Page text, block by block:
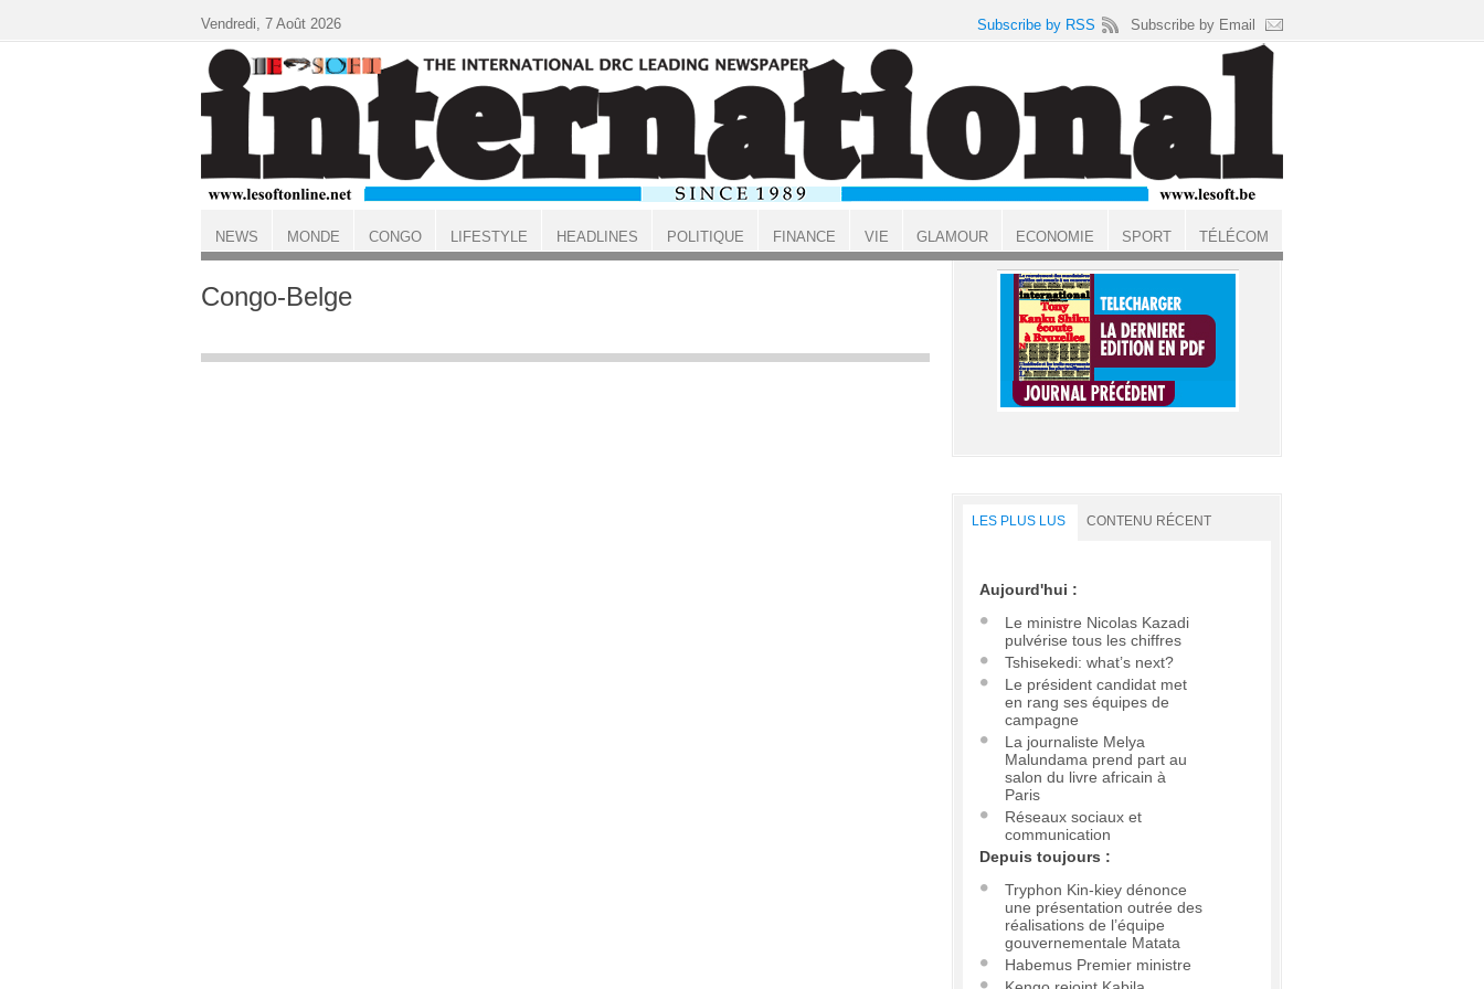
ACCUEIL
Congo-Belge
LES PLUS LUS CONTENU RÉCENT
Aujourd'hui :
Le ministre Nicolas Kazadi
pulvérise tous les chiffres
Tshisekedi: what’s next?
Le président candidat met
en rang ses équipes de
campagne
La journaliste Melya
Malundama prend part au
salon du livre africain à
Paris
Réseaux sociaux et
communication
Depuis toujours :
Tryphon Kin-kiey dénonce
une présentation outrée des
réalisations de l’équipe
gouvernementale Matata
Habemus Premier ministre
Vendredi, 7 Août 2026 Subscribe by RSS Subscribe by Email
NEWS MONDE CONGO LIFESTYLE HEADLINES POLITIQUE FINANCE VIE GLAMOUR ECONOMIE SPORT TÉLÉCOM